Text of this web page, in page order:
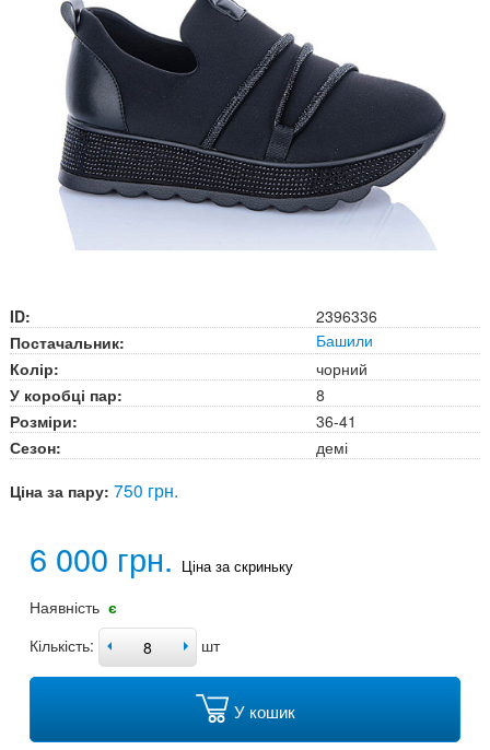
ID:
2396336
Постачальник:
Башили
Колір:
чорний
У коробці пар:
8
Розміри:
36-41
Сезон:
демі
Ціна за пару: 750 грн.
6 000 грн. Ціна за скриньку
Наявність є
Кількість:
шт
У кошик